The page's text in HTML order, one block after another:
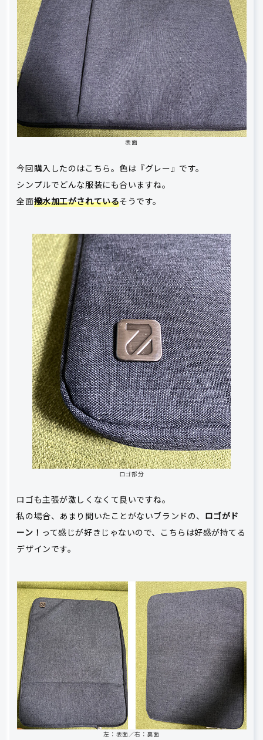
表面
今回購入したのはこちら。色は『グレー』です。
シンプルでどんな服装にも合いますね。
全面撥水加工がされているそうです。
ロゴ部分
ロゴも主張が激しくなくて良いですね。
私の場合、あまり聞いたことがないブランドの、 ロゴがド
ーン！ って感じが好きじゃないので、こちらは好感が持てる
デザインです。
左：表面／右：裏面